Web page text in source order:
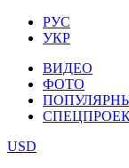
РУС
УКР
ВИДЕО
ФОТО
USD